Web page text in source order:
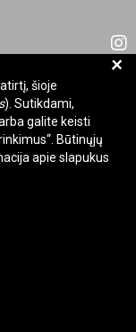
saugomos.
+
šioje
). Sutikdami,
galite keisti
Būtinųjų
apie slapukus